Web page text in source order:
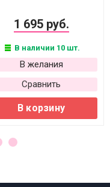
1 695 руб.
В наличии 10 шт.
В желания
Сравнить
В корзину